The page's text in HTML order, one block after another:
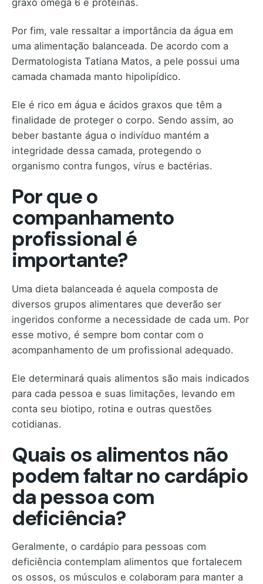
Por fim, vale ressaltar a importância da água em
uma alimentação balanceada. De acordo com a
Dermatologista Tatiana Matos, a pele possui uma
camada chamada manto hipolipídico.
Ele é rico em água e ácidos graxos que têm a
finalidade de proteger o corpo. Sendo assim, ao
beber bastante água o indivíduo mantém a
integridade dessa camada, protegendo o
organismo contra fungos, vírus e bactérias.
Por que o
companhamento
profissional é
importante?
Uma dieta balanceada é aquela composta de
diversos grupos alimentares que deverão ser
ingeridos conforme a necessidade de cada um. Por
esse motivo, é sempre bom contar com o
acompanhamento de um profissional adequado.
Ele determinará quais alimentos são mais indicados
para cada pessoa e suas limitações, levando em
conta seu biotipo, rotina e outras questões
cotidianas.
Quais os alimentos não
podem faltar no cardápio
da pessoa com
deficiência?
Geralmente, o cardápio para pessoas com
deficiência contemplam alimentos que fortalecem
os ossos, os músculos e colaboram para manter a